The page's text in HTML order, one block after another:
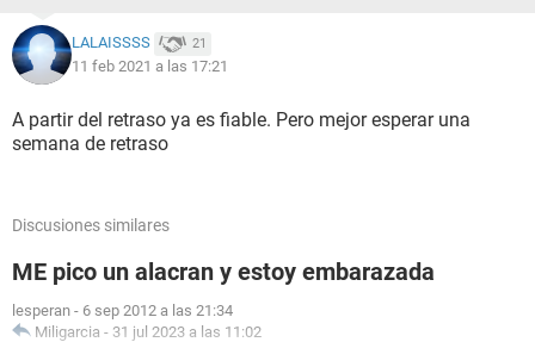
LALAISSSS 21
11 feb 2021 a las 17:21
A partir del retraso ya es fiable. Pero mejor esperar una
semana de retraso
Discusiones similares
ME pico un alacran y estoy embarazada
lesperan - 6 sep 2012 a las 21:34
Miligarcia - 31 jul 2023 a las 11:02